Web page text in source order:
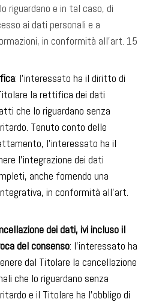
riguardano e in tal caso, di
ai dati personali e a
in conformità all’art. 15
: l’interessato ha il diritto di
la rettifica dei dati
che lo riguardano senza
Tenuto conto delle
l’interessato ha il
l’integrazione dei dati
anche fornendo una
in conformità all’art.
dei dati, ivi incluso il
del consenso: l’interessato ha
dal Titolare la cancellazione
che lo riguardano senza
e il Titolare ha l’obbligo di